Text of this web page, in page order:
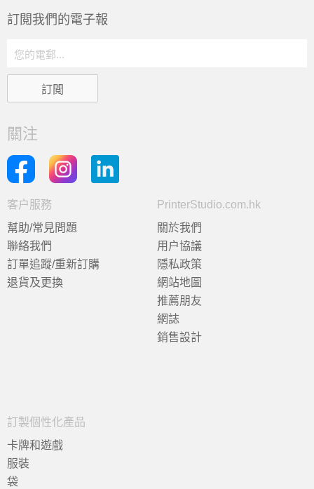
訂閲我們的電子報
關注
客户服務
幫助/常見問題
聯絡我們
訂單追蹤/重新訂購
退貨及更換
PrinterStudio.com.hk
關於我們
用户協議
隱私政策
網站地圖
推薦朋友
網誌
銷售設計
訂製個性化產品
卡牌和遊戲
服裝
袋